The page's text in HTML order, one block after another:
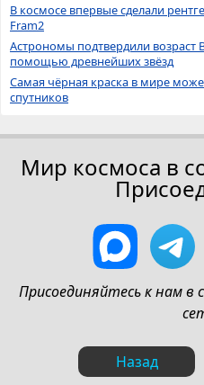
В космосе впервые сделали
Fram2
Астрономы подтвердили возраст
помощью древнейших звёзд
Самая чёрная краска в мире
спутников
Мир космоса в
Присоединяйтесь к нам в
Назад